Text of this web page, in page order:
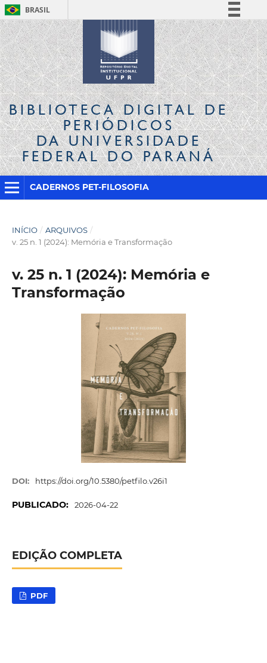
BRASIL
Simplifique!
Comunica BR
Participe
Acesso à informação
Legislação
Canais
BIBLIOTECA DIGITALDE
PERIÓDICOS
DA UNIVERSIDADE
FEDERAL DO PARANÁ
CADERNOS PET-FILOSOFIA
INÍCIO / ARQUIVOS /
v. 25 n. 1 (2024): Memória e Transformação
v. 25 n. 1 (2024): Memória e
Transformação
DOI: https://doi.org/10.5380/petfilo.v26i1
PUBLICADO: 2026-04-22
EDIÇÃO COMPLETA
PDF